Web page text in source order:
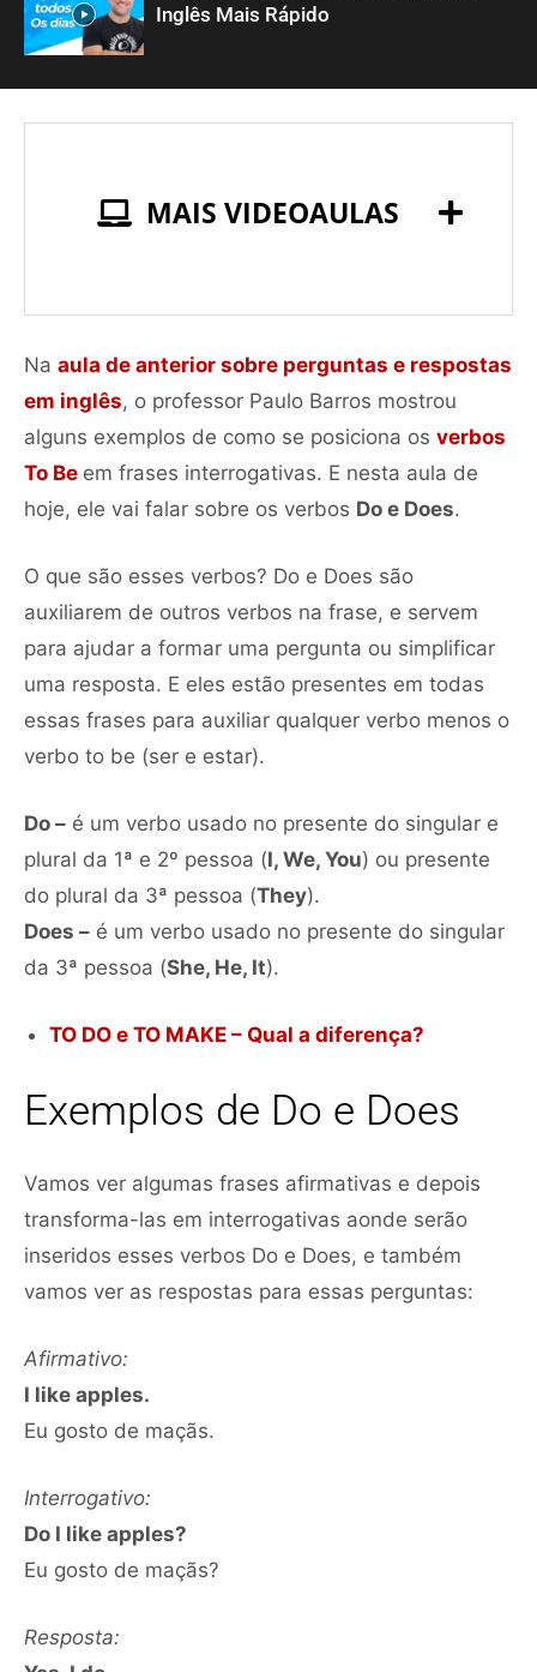
Inglês Mais Rápido
MAIS VIDEOAULAS
Na aula de anterior sobre perguntas e respostas
em inglês, o professor Paulo Barros mostrou
alguns exemplos de como se posiciona os verbos
To Be em frases interrogativas. E nesta aula de
hoje, ele vai falar sobre os verbos Do e Does.
O que são esses verbos? Do e Does são
auxiliarem de outros verbos na frase, e servem
para ajudar a formar uma pergunta ou simplificar
uma resposta. E eles estão presentes em todas
essas frases para auxiliar qualquer verbo menos o
verbo to be (ser e estar).
Do – é um verbo usado no presente do singular e
plural da 1ª e 2º pessoa (I, We, You) ou presente
do plural da 3ª pessoa (They).
Does – é um verbo usado no presente do singular
da 3ª pessoa (She, He, It).
TO DO e TO MAKE – Qual a diferença?
Exemplos de Do e Does
Vamos ver algumas frases afirmativas e depois
transforma-las em interrogativas aonde serão
inseridos esses verbos Do e Does, e também
vamos ver as respostas para essas perguntas:
Afirmativo:
I like apples.
Eu gosto de maçãs.
Interrogativo:
Do I like apples?
Eu gosto de maçãs?
Resposta: